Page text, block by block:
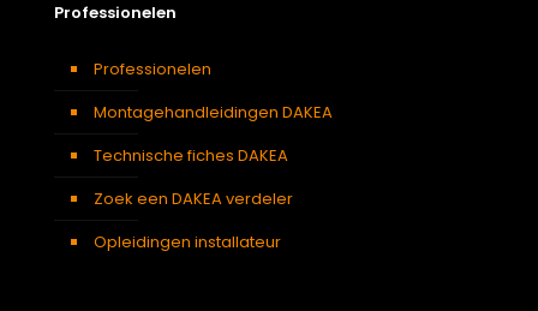
Professionelen
Professionelen
Montagehandleidingen DAKEA
Technische fiches DAKEA
Zoek een DAKEA verdeler
Opleidingen installateur